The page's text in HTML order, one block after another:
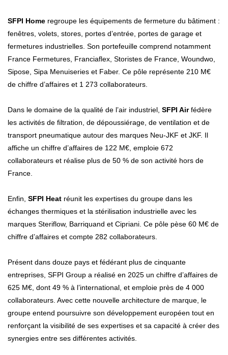
SFPI Home regroupe les équipements de fermeture du bâtiment :
fenêtres, volets, stores, portes d’entrée, portes de garage et
fermetures industrielles. Son portefeuille comprend notamment
France Fermetures, Franciaflex, Storistes de France, Woundwo,
Sipose, Sipa Menuiseries et Faber. Ce pôle représente 210 M€
de chiffre d’affaires et 1 273 collaborateurs.
Dans le domaine de la qualité de l’air industriel, SFPI Airfédère
les activités de filtration, de dépoussiérage, de ventilation et de
transport pneumatique autour des marques Neu-JKF et JKF. Il
affiche un chiffre d’affaires de 122 M€, emploie 672
collaborateurs et réalise plus de 50 % de son activité hors de
France.
Enfin, SFPI Heat réunit les expertises du groupe dans les
échanges thermiques et la stérilisation industrielle avec les
marques Steriflow, Barriquand et Cipriani. Ce pôle pèse 60 M€ de
chiffre d’affaires et compte 282 collaborateurs.
Présent dans douze pays et fédérant plus de cinquante
entreprises, SFPI Group a réalisé en 2025 un chiffre d’affaires de
625 M€, dont 49 % à l’international, et emploie près de 4 000
collaborateurs. Avec cette nouvelle architecture de marque, le
groupe entend poursuivre son développement européen tout en
renforçant la visibilité de ses expertises et sa capacité à créer des
synergies entre ses différentes activités.